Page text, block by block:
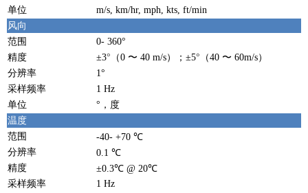
单位
m/s, km/hr, mph, kts, ft/min
风向
范围
0- 360°
精度
±3° （0 〜 40 m/s）；±5° （40 〜 60m/s）
分辨率
1°
采样频率
1 Hz
单位
°，度
温度
范围
-40- +70 ℃
分辨率
0.1 ℃
精度
±0.3℃ @ 20℃
采样频率
1 Hz